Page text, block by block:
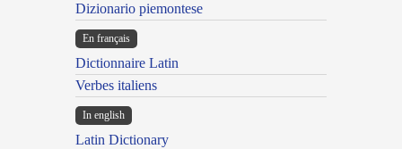
Dizionario piemontese
En français
Dictionnaire Latin
Verbes italiens
In english
Latin Dictionary